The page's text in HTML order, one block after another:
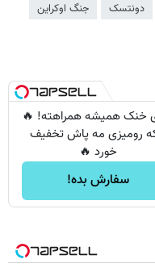
دونتسک
جنگ اوکراین
خنک همیشه همراهته! 🔥
رومیزی مه پاش تخفیف
خورد 🔥
سفارش بده!